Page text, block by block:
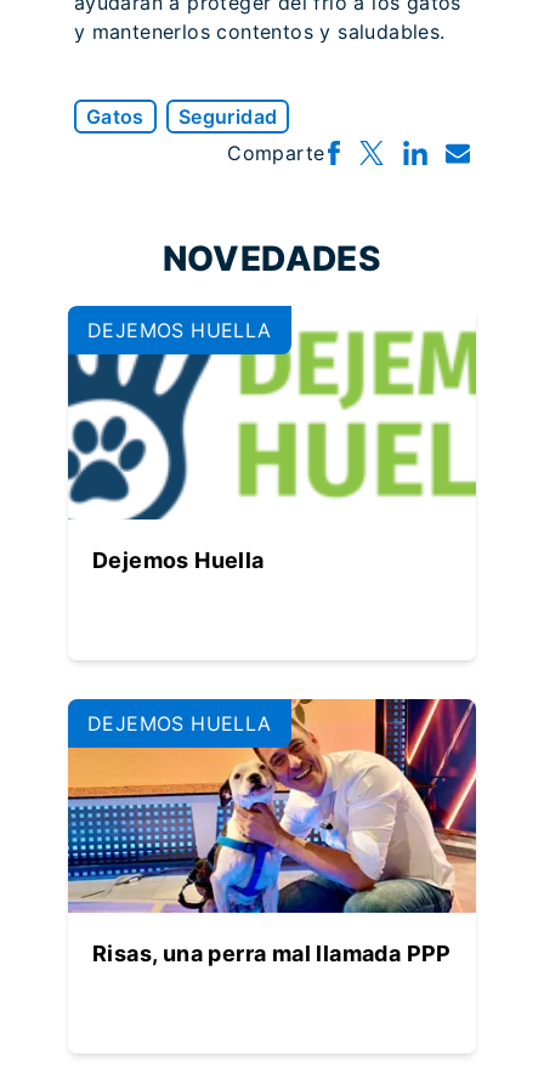
y mantenerlos contentos y saludables.
Gatos
Seguridad
Comparte
NOVEDADES
DEJEMOS HUELLA
Dejemos Huella
DEJEMOS HUELLA
Risas, una perra mal llamada PPP